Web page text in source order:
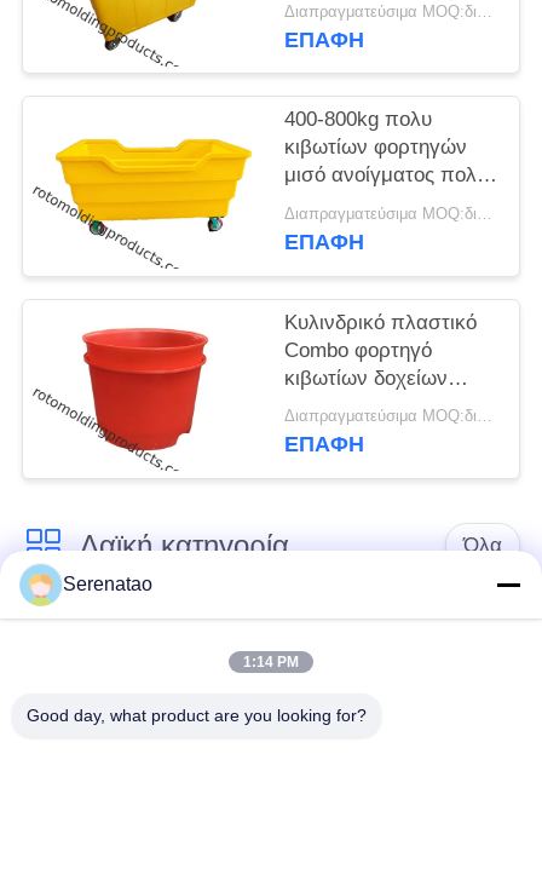
καθηκόντων, πολυ
Διαπραγματεύσιμα MOQ:διαπραγμάτευση
ΕΠΑΦΉ
400-800kg πολυ
κιβωτίων φορτηγών
μισό ανοίγματος πολυ
καροτσάκι πλυντηρίων
λινού εμπορικό στις
Διαπραγματεύσιμα MOQ:διαπραγμάτευση
ΕΠΑΦΉ
Κυλινδρικό πλαστικό
Combo φορτηγό
κιβωτίων δοχείων
πολυ για τη συγκομιδή
και το φαρμακευτικό
Διαπραγματεύσιμα MOQ:διαπραγμάτευση
ΕΠΑΦΉ
Λαϊκή κατηγορία Όλα
Πολυ φορτηγό
κιβωτίων
Χημική δεξαμενή
Ευρώ που
Serenatao
1:14 PM
Good day, what product are you looking for?